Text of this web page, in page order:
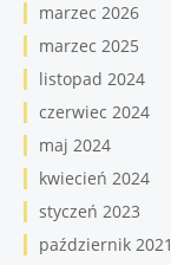
marzec 2026
marzec 2025
listopad 2024
czerwiec 2024
maj 2024
kwiecień 2024
styczeń 2023
październik 2021